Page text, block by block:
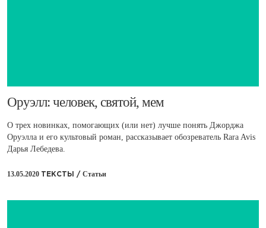
​Оруэлл: человек, святой, мем
О трех новинках, помогающих (или нет) лучше понять Джорджа
Оруэлла и его культовый роман, рассказывает обозреватель Rara Avis
Дарья Лебедева.
13.05.2020 ТЕКСТЫ / Статьи